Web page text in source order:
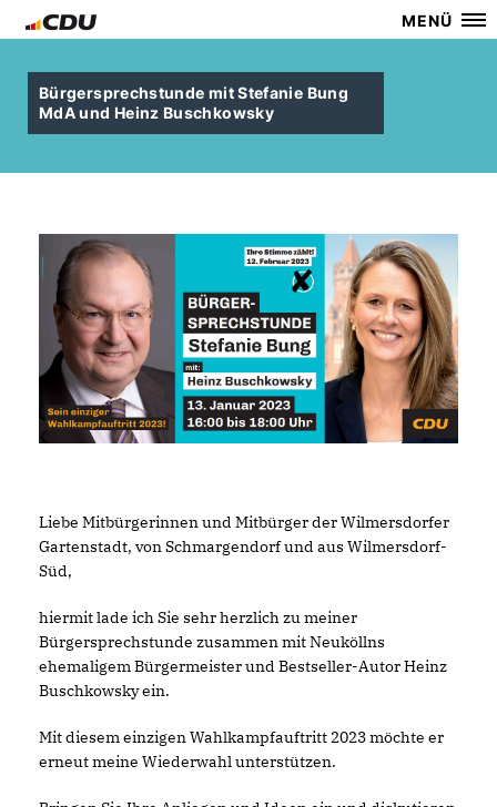
MENÜ
Bürgersprechstunde mit Stefanie Bung
MdA und Heinz Buschkowsky
Liebe Mitbürgerinnen und Mitbürger der Wilmersdorfer
Gartenstadt, von Schmargendorf und aus Wilmersdorf-
Süd,
hiermit lade ich Sie sehr herzlich zu meiner
Bürgersprechstunde zusammen mit Neuköllns
ehemaligem Bürgermeister und Bestseller-Autor Heinz
Buschkowsky ein.
Mit diesem einzigen Wahlkampfauftritt 2023 möchte er
erneut meine Wiederwahl unterstützen.